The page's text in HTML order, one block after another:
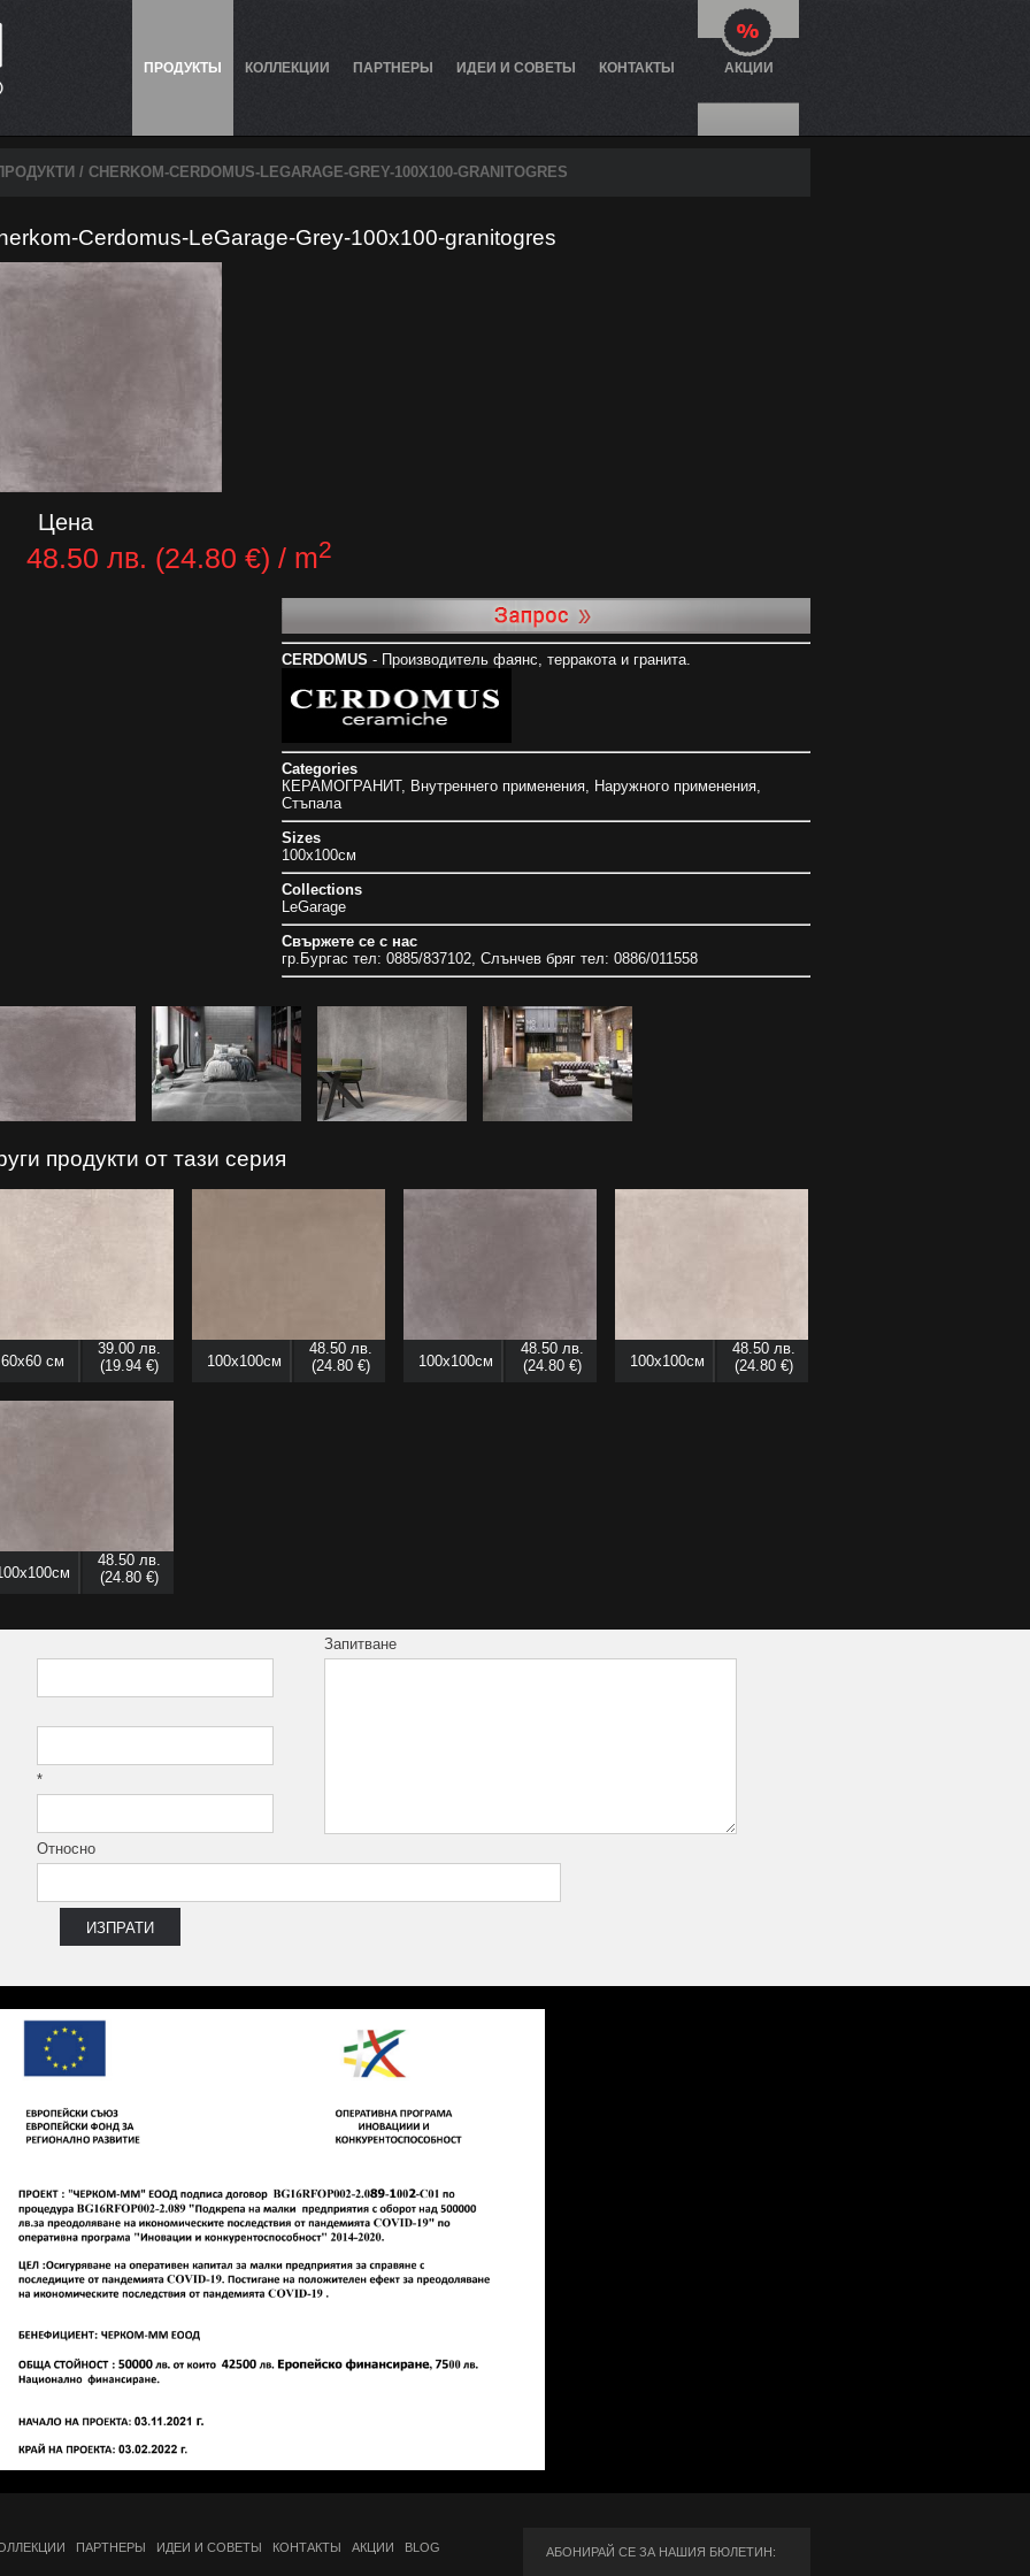
ПРОДУКТЫ КОЛЛЕКЦИИ ПАРТНЕРЫ ИДЕИ И СОВЕТЫ КОНТАКТЫ АКЦИИ
/ CHERKOM-CERDOMUS-LEGARAGE-GREY-100X100-GRANITOGRES
Cerdomus-LeGarage-Grey-100x100-granitogres
Цена
48.50 лв. (24.80 €) / m2
CERDOMUS - Производитель фаянс, терракота и гранита.
Categories
КЕРАМОГРАНИТ, Внутреннего применения, Наружного применения,
Стъпала
Sizes
100x100см
Collections
LeGarage
Свържете се с нас
гр.Бургас тел: 0885/837102, Слънчев бряг тел: 0886/011558
продукти от тази серия
60x60 см
39.00 лв.
(19.94 €)
100x100см
48.50 лв.
(24.80 €)
100x100см
48.50 лв.
(24.80 €)
100x100см
48.50 лв.
(24.80 €)
48.50 лв.
(24.80 €)
*
Запитване
Относно
ПАРТНЕРЫ ИДЕИ И СОВЕТЫ КОНТАКТЫ АКЦИИ BLOG АБОНИРАЙ СЕ ЗА НАШИЯ БЮЛЕТИН: